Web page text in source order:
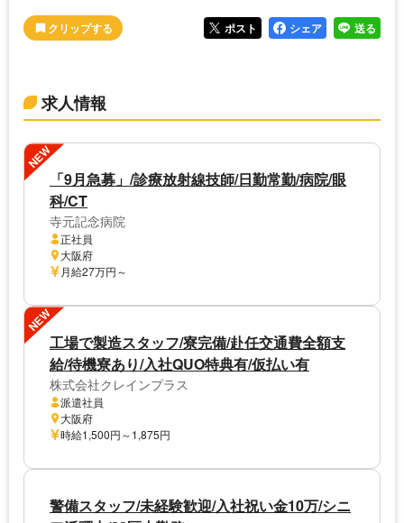
ポスト シェア 送る
求人情報
NEW
「9月急募」/診療放射線技師/日勤常勤/病院/眼
科/CT
寺元記念病院
正社員
大阪府
月給27万円～
NEW
工場で製造スタッフ/寮完備/赴任交通費全額支
給/待機寮あり/入社QUO特典有/仮払い有
株式会社クレインプラス
派遣社員
大阪府
時給1,500円～1,875円
警備スタッフ/未経験歓迎/入社祝い金10万/シニ